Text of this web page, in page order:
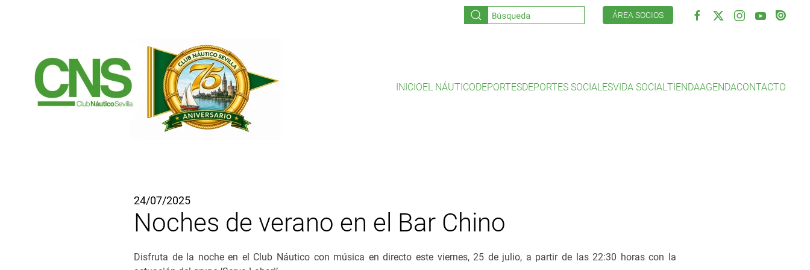
ÁREA SOCIOS
INICIOEL NÁUTICODEPORTESDEPORTES SOCIALESVIDA SOCIALTIENDAAGENDACONTACTO
24/07/2025
Noches de verano en el Bar Chino
Disfruta de la noche en el Club Náutico con música en directo este viernes, 25 de julio, a partir de las 22:30 horas con la